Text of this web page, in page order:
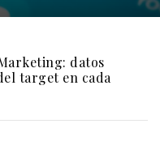
datos
target en cada